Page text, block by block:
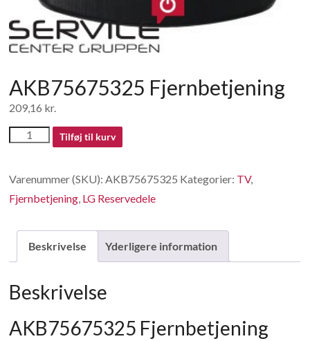
AKB75675325 Fjernbetjening
209,16 kr.
AKB75675325Tilføj til kurv
Varenummer (SKU):AKB75675325 Kategorier: TV,
Fjernbetjening, LG Reservedele
Beskrivelse Yderligere information
Beskrivelse
AKB75675325 Fjernbetjening